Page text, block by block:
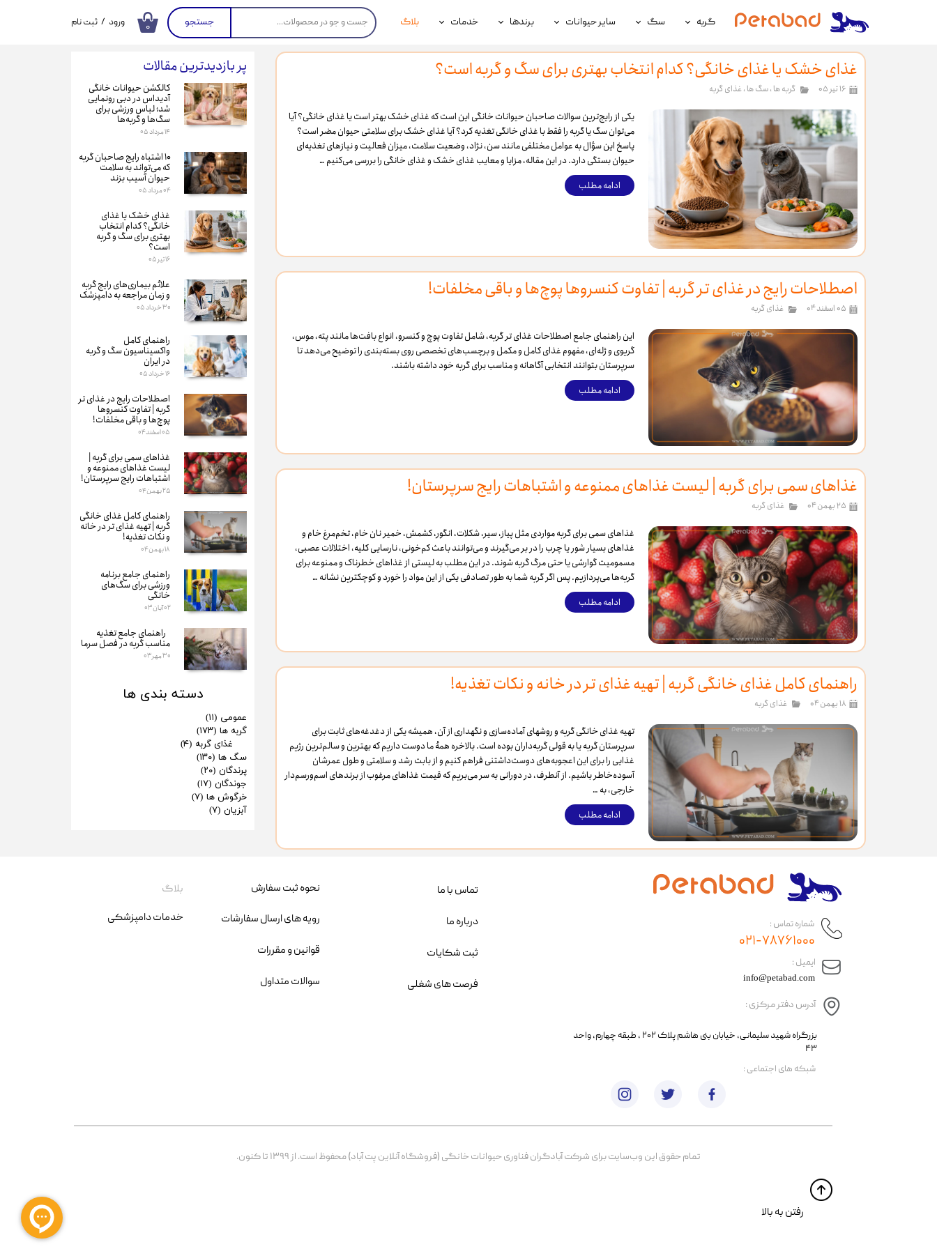
۰ جستجو گربه
غذای گربه
لوازم نگهداری گربه
سلامتی گربه
آرایشی و بهداشتی گربه
سگ
غذای سگ
لوازم نگهداری سگ
سلامتی سگ
آرایشی و بهداشتی سگ
سایر حیوانات
محصولات پرندگان
محصولات جوندگان
محصولات آبزیان
برندها
جوسرا
رویال کنین
برند رفلکس(Reflex)
بیفار
جرهای
نیناپت
ویسکاس
ونپی
خدمات
خدمات آنلاین دامپزشکی
بلاگ ورود / ثبت نام
سفارشات
غذای خشک یا غذای خانگی؟ کدام انتخاب بهتری برای سگ و گربه است؟
۱۶ تیر ۰۵ گربه ها،سگ ها، غذای گربه
یکی از رایج‌ترین سوالات صاحبان حیوانات خانگی این است که غذای خشک بهتر است یا غذای خانگی؟ آیا
می‌توان سگ یا گربه را فقط با غذای خانگی تغذیه کرد؟ آیا غذای خشک برای سلامتی حیوان مضر است؟
پاسخ این سؤال به عوامل مختلفی مانند سن، نژاد، وضعیت سلامت، میزان فعالیت و نیازهای تغذیه‌ای
حیوان بستگی دارد. در این مقاله، مزایا و معایب غذای خشک و غذای خانگی را بررسی می‌کنیم …
ادامه مطلب
اصطلاحات رایج در غذای تر گربه | تفاوت کنسروها پوچ‌ها و باقی مخلفات!
۰۵ اسفند ۰۴ غذای گربه
این راهنمای جامع اصطلاحات غذای تر گربه، شامل تفاوت پوچ و کنسرو، انواع بافت‌ها مانند پته، موس،
گریوی و ژله‌ای، مفهوم غذای کامل و مکمل و برچسب‌های تخصصی روی بسته‌بندی را توضیح می‌دهد تا
سرپرستان بتوانند انتخابی آگاهانه و مناسب برای گربه خود داشته باشند.
ادامه مطلب
غذاهای سمی برای گربه‌ | لیست غذاهای ممنوعه و اشتباهات رایج سرپرستان!
۲۵ بهمن ۰۴ غذای گربه
غذاهای سمی برای گربه مواردی مثل پیاز، سیر، شکلات، انگور، کشمش، خمیر نان خام، تخم‌مرغ خام و
غذاهای بسیار شور یا چرب را در بر می‌گیرند و می‌توانند باعث کم‌خونی، نارسایی کلیه، اختلالات عصبی،
مسمومیت گوارشی یا حتی مرگ گربه شوند. در این مطلب به لیستی از غذاهای خطرناک و ممنوعه برای
گربه‌ها می‌پردازیم. پس اگر گربه شما به طور تصادفی یکی از این مواد را خورد و کوچکترین نشانه‌ …
ادامه مطلب
راهنمای کامل غذای خانگی گربه | تهیه غذای تر در خانه و نکات تغذیه!
۱۸ بهمن ۰۴ غذای گربه
تهیه غذای خانگی گربه و روشهای آماده‌سازی و نگهداری از آن، همیشه یکی از دغدغه‌های ثابت برای
سرپرستان گربه یا به قولی گربه‌داران بوده است. بالاخره همهٔ ما دوست داریم که بهترین و سالم‌ترین رژیم
غذایی را برای این اعجوبه‌های دوست‌داشتنی فراهم کنیم و از بابت رشد و سلامتی و طول عمرشان
آسوده‌خاطر باشیم. از آنطرف، در دورانی به سر می‌بریم که قیمت غذاهای مرغوب از برندهای اسم‌ورسم‌دار
خارجی، به …
ادامه مطلب
پر بازدیدترین مقالات
کالکشن حیوانات خانگی
آدیداس در دبی رونمایی
شد؛ لباس ورزشی برای
سگ‌ها و گربه‌ها
۱۴ مرداد ۰۵
۱۰ اشتباه رایج صاحبان گربه
که می‌تواند به سلامت
حیوان آسیب بزند
۰۴ مرداد ۰۵
غذای خشک یا غذای
خانگی؟ کدام انتخاب
بهتری برای سگ و گربه
است؟
۱۶ تیر ۰۵
علائم بیماری‌های رایج گربه
و زمان مراجعه به دامپزشک
۳۰ خرداد ۰۵
راهنمای کامل
واکسیناسیون سگ و گربه
در ایران
۱۶ خرداد ۰۵
اصطلاحات رایج در غذای تر
گربه | تفاوت کنسروها
پوچ‌ها و باقی مخلفات!
۰۵ اسفند ۰۴
غذاهای سمی برای گربه‌ |
لیست غذاهای ممنوعه و
اشتباهات رایج سرپرستان!
۲۵ بهمن ۰۴
راهنمای کامل غذای خانگی
گربه | تهیه غذای تر در خانه
و نکات تغذیه!
۱۸ بهمن ۰۴
راهنمای جامع برنامه
ورزشی برای سگ‌های
خانگی
۰۲ آبان ۰۳
راهنمای جامع تغذیه
مناسب گربه در فصل سرما
۳۰ مهر ۰۳
دسته بندی ها
عمومی (۱۱)
گربه ها (۱۷۳)
غذای گربه (۴)
سگ ها (۱۳۰)
پرندگان (۲۰)
جوندگان (۱۷)
خرگوش ها (۷)
آبزیان (۷)
​ایمیل :
آدرس دفتر مرکزی :
info@petabad.com
​​بزرگراه شهید سلیمانی، خیابان بنی هاشم پلاک ۲۰۲ ، طبقه چهارم، واحد
۴۳
شماره تماس :
۰۲۱-۷۸۷۶۱۰۰۰
تمام حقوق اين وب‌سايت برای شرکت آبادگران فناوری حیوانات خانگی (فروشگاه آنلاین پت آباد) محفوظ است. از ۱۳۹۹ تا کنون.
​​رفتن به بالا
نحوه ثبت سفارش
رویه های ارسال سفارشات
قوانین و مقررات
سوالات متداول
تماس با ما
درباره ما
ثبت شکایات
فرصت های شغلی
​شبکه های اجتماعی :
بلاگ
خدمات دامپزشکی